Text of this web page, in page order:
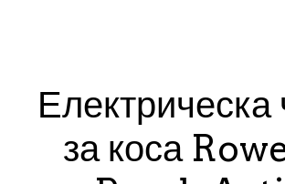
Електрическа
за коса